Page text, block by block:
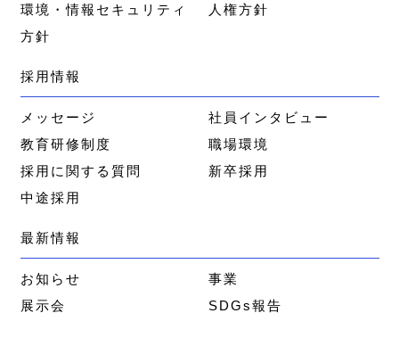
環境・情報セキュリティ
方針
人権方針
採用情報
メッセージ
社員インタビュー
教育研修制度
職場環境
採用に関する質問
新卒採用
中途採用
最新情報
お知らせ
事業
展示会
SDGs報告